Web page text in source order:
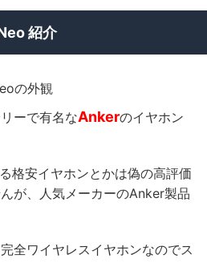
紹介
ーで有名なAnkerのイヤホン
格安イヤホンとかは偽の高評価
が、人気メーカーのAnker製品
全ワイヤレスイヤホンなのでス